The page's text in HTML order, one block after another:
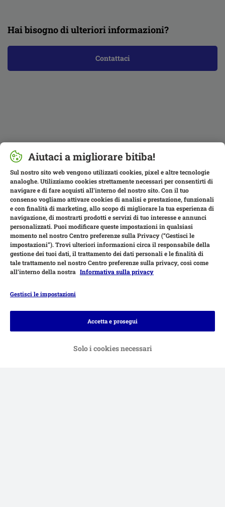
Hai bisogno di ulteriori informazioni?
Contattaci
Modalità di pagamento
Bonifico. Contrassegno.
Aiutaci a migliorare bitiba!
Sul nostro sito web vengono utilizzati cookies, pixel e altre tecnologie
analoghe. Utilizziamo cookies strettamente necessari per consentirti di
navigare e di fare acquisti all’interno del nostro sito. Con il tuo
consenso vogliamo attivare cookies di analisi e prestazione, funzionali
e con finalità di marketing, allo scopo di migliorare la tua esperienza di
navigazione, di mostrarti prodotti e servizi di tuo interesse e annunci
personalizzati. Puoi modificare queste impostazioni in qualsiasi
momento nel nostro Centro preferenze sulla Privacy (“Gestisci le
impostazioni”). Trovi ulteriori informazioni circa il responsabile della
gestione dei tuoi dati, il trattamento dei dati personali e le finalità di
tale trattamento nel nostro Centro preferenze sulla privacy, così come
all’interno della nostra Informativa sulla privacy
Gestisci le impostazioni
Solo i cookies necessari
Accetta e prosegui